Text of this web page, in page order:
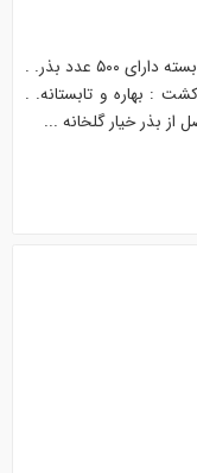
شرکت تولید کننده: نیکرسون. . بسته بندی : هر بسته دارای ۵۰۰ عدد بذر. .
. فصول کشت : بهاره و تابستانه. .
بذر خیار گلخانه ...